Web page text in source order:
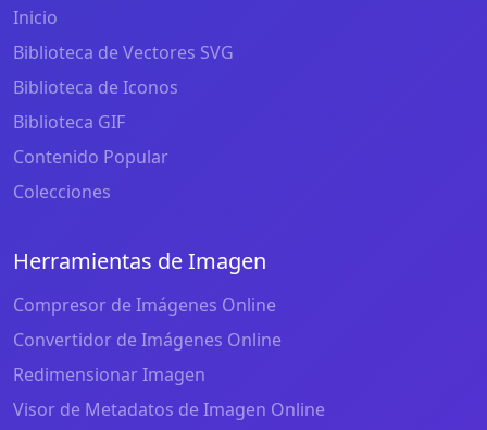
Inicio
Biblioteca de Vectores SVG
Biblioteca de Iconos
Biblioteca GIF
Contenido Popular
Colecciones
Herramientas de Imagen
Compresor de Imágenes Online
Convertidor de Imágenes Online
Redimensionar Imagen
Visor de Metadatos de Imagen Online